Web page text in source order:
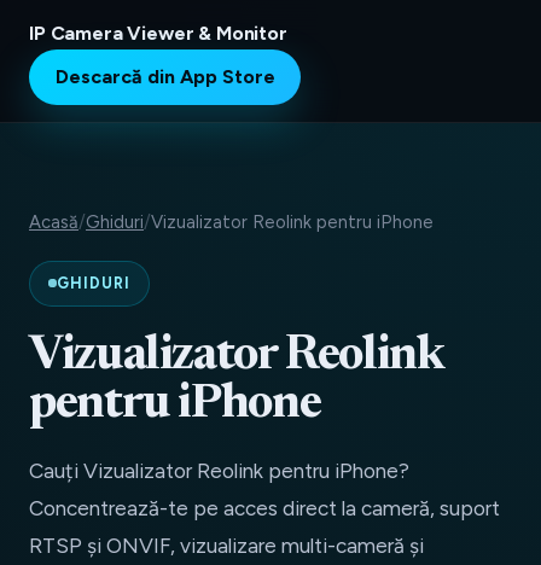
IP Camera Viewer & Monitor
Descarcă din App Store
Acasă/Ghiduri/Vizualizator Reolink pentru iPhone
GHIDURI
Vizualizator Reolink
pentru iPhone
Cauți Vizualizator Reolink pentru iPhone?
Concentrează-te pe acces direct la cameră, suport
RTSP și ONVIF, vizualizare multi-cameră și